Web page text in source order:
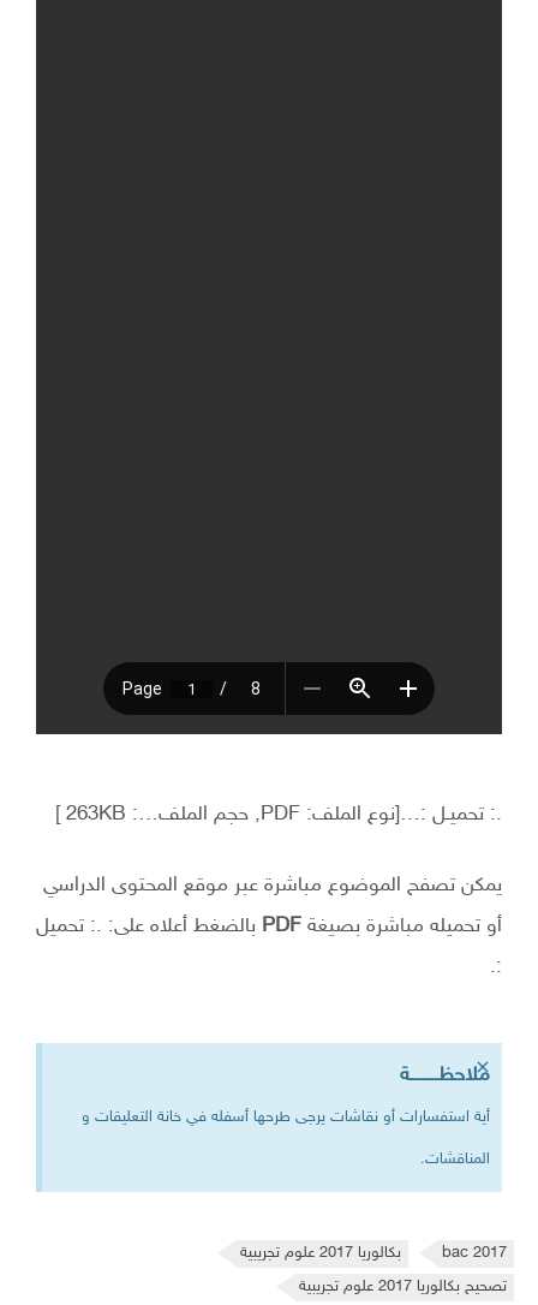
.: تحميـل :…[نوع الملف: PDF, حجم الملف…: 263KB ]
يمكن تصفح الموضوع مباشرة عبر موقع المحتوى الدراسي
أو تحميله مباشرة بصيغة PDF بالضغط أعلاه على: .: تحميل
:.
ملاحظــــــــة
أية استفسارات أو نقاشات يرجى طرحها أسفله في خانة التعليقات و
المناقشات.
×
bac 2017
بكالوريا 2017 علوم تجريبية
تصحيح بكالوريا 2017 علوم تجريبية